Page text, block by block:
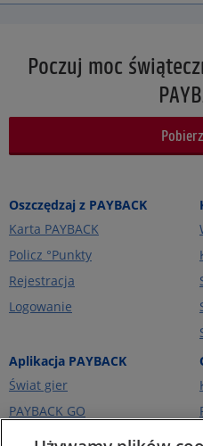
Poczuj moc
Oszczędzaj z PAYBACK
Karta PAYBACK
Policz °Punkty
Rejestracja
Logowanie
Aplikacja PAYBACK
Świat gier
PAYBACK GO